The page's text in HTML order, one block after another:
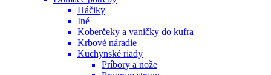
Háčiky
Iné
Koberčeky a vaničky do kufra
Krbové náradie
Kuchynské riady
Príbory a nože